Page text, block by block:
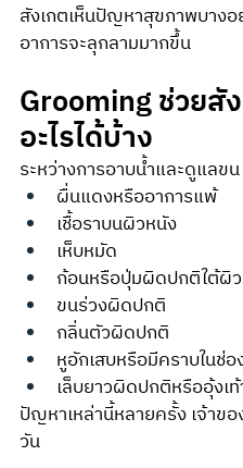
สังเกตเห็นปัญหาสุขภาพบาง
อาการจะลุกลามมากขึ้น
Grooming ช่วย
อะไรได้บ้าง
ระหว่างการอาบน้ำและดูแล
ผื่นแดงหรืออาการแพ้
เชื้อราบนผิวหนัง
เห็บหมัด
ก้อนหรือปุ่มผิดปกติใต้ผิ
ขนร่วงผิดปกติ
กลิ่นตัวผิดปกติ
หูอักเสบหรือมีคราบในช่อ
เล็บยาวผิดปกติหรืออุ้งเ
ปัญหาเหล่านี้หลายครั้ง เจ้าขอ
วัน